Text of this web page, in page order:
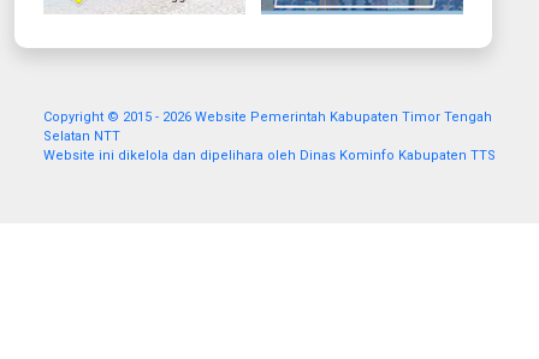
Copyright © 2015 - 2026 Website Pemerintah Kabupaten Timor Tengah
Selatan NTT
Website ini dikelola dan dipelihara oleh Dinas Kominfo Kabupaten TTS